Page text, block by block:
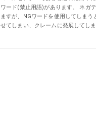
ワード(禁止用語)があります。 ネガ
ますが、NGワードを使用してしまう
せてしまい、クレームに発展してし